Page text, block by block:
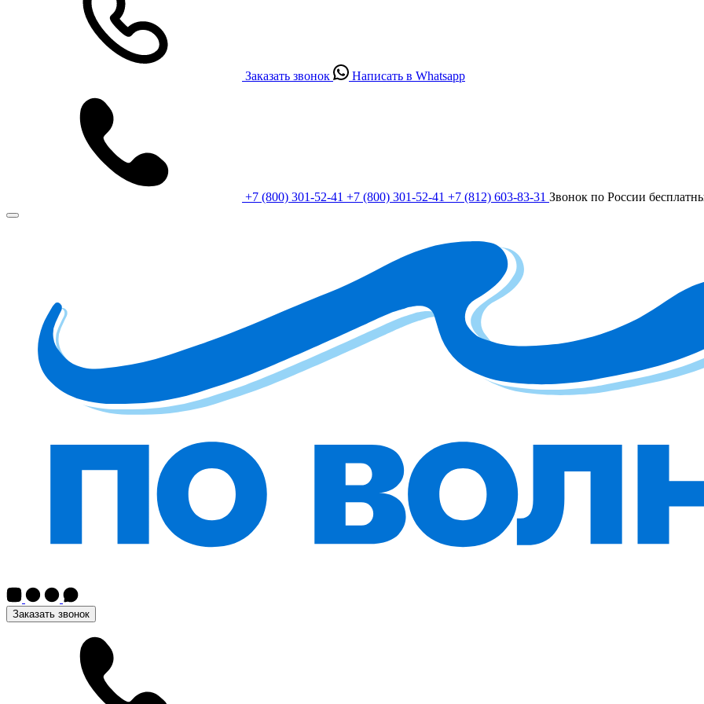
Заказать звонок Написать в Whatsapp
+7 (800) 301-52-41 +7 (800) 301-52-41 +7 (812) 603-83-31 Звонок по России
Заказать звонок